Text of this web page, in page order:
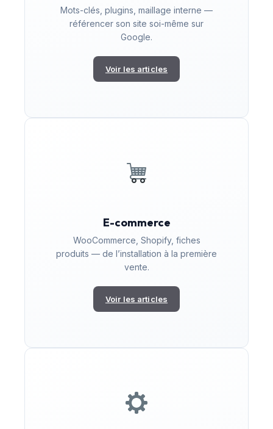
Mots-clés, plugins, maillage interne —
référencer son site soi-même sur
Google.
Voir les articles
E-commerce
WooCommerce, Shopify, fiches
produits — de l’installation à la première
vente.
Voir les articles